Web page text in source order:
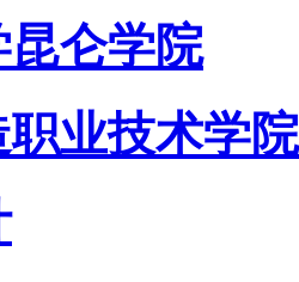
仑学院
业技术学院